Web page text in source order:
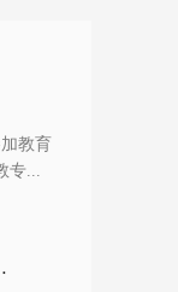
教育
专...
裘志坚